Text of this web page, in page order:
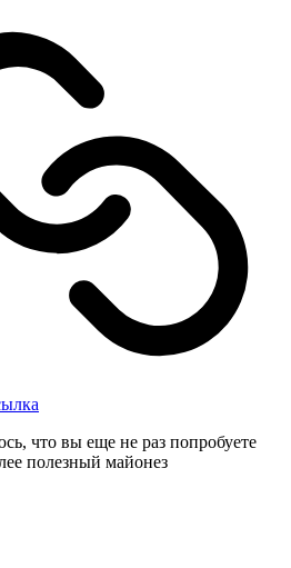
что вы еще не раз попробуете
полезный майонез